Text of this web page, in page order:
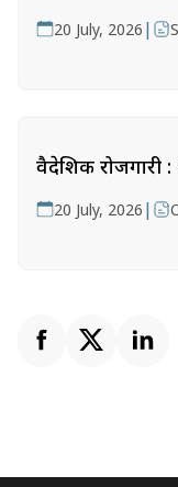
20 July, 2026 |
वैदेशिक रोजगारी
20 July, 2026 |